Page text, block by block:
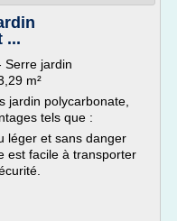
...
Serre jardin
m²
jardin polycarbonate,
tels que :
léger et sans danger
est facile à transporter